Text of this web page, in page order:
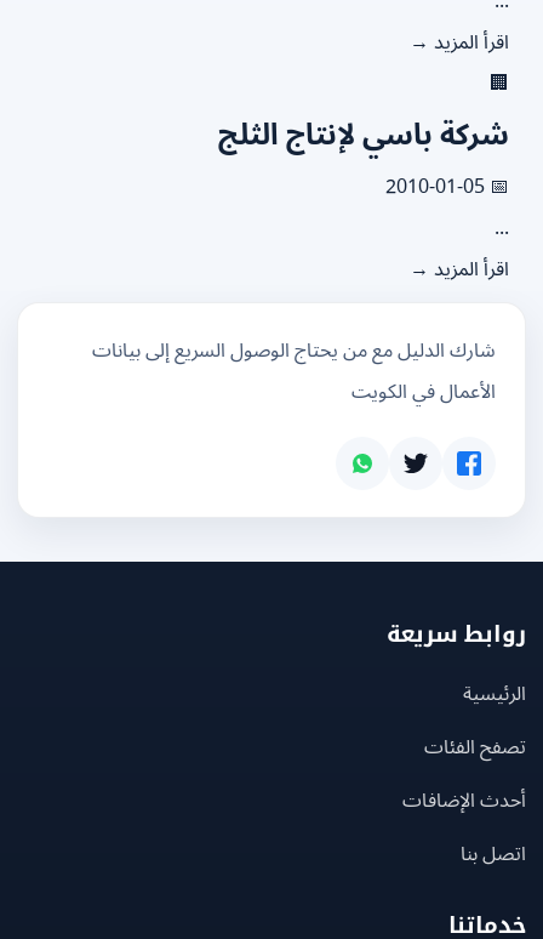
المزيد →
باسي لإنتاج الثلج
المزيد →
شارك الدليل مع من يحتاج الوصول السريع إلى بيانات
الأعمال في الكويت
سريعة
الفئات
الإضافات
بنا